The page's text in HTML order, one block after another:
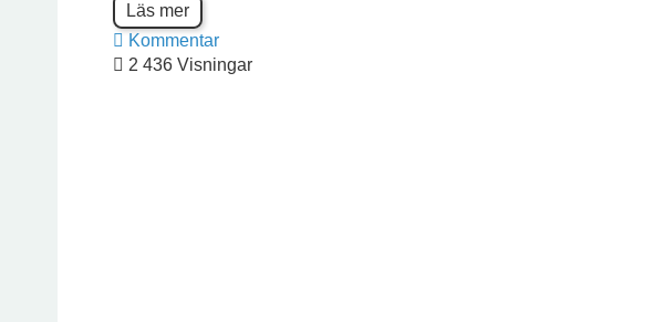
Läs mer
Kommentar
2 436 Visningar